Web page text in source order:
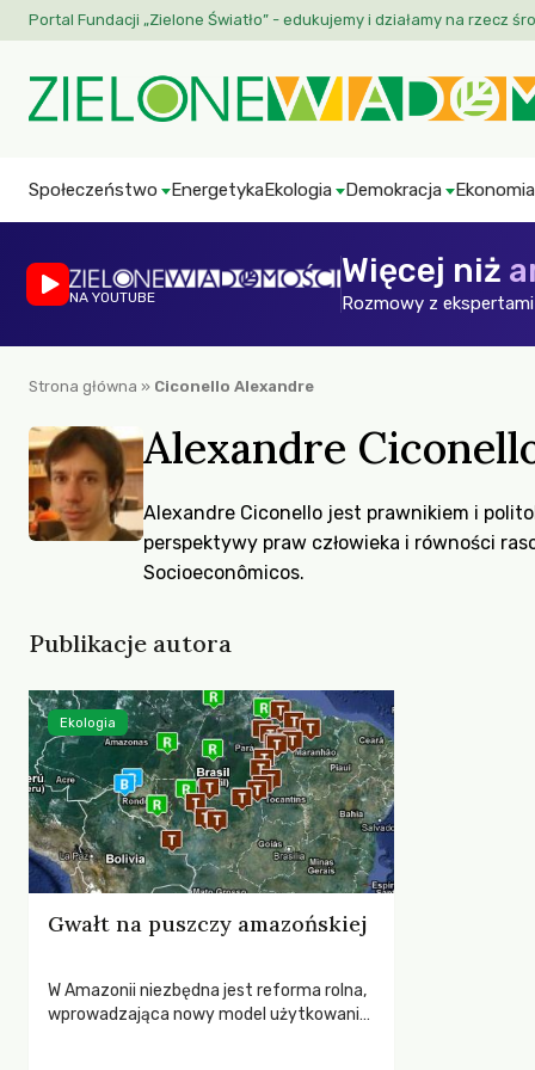
Portal Fundacji „Zielone Światło” - edukujemy i działamy na rzecz
Społeczeństwo EnergetykaEkologia Demokracja Ekonomia
NA YOUTUBE
Więcej niż
Rozmowy z
Strona główna » Ciconello Alexandre
Alexandre
Alexandre Ciconello jest prawnikiem i
perspektywy praw człowieka i równości
Socioeconômicos.
Publikacje autora
Gwałt na puszczy amazońskiej
W Amazonii niezbędna jest reforma rolna,
wprowadzająca nowy model użytkowania
Ekologia